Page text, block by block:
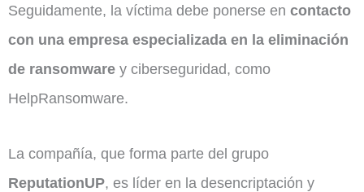
Seguidamente, la víctima debe ponerse en contacto
con una empresa especializada en la eliminación
de ransomware y ciberseguridad, como
HelpRansomware.
La compañía, que forma parte del grupo
ReputationUP, es líder en la desencriptación y